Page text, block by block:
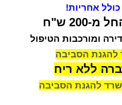
אחריות!
מ-200 ש"ח
ומורכבות הטיפול
להגנת הסביבה
ללא ריח
להגנת הסביבה